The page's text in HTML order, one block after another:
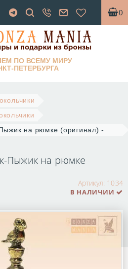
0
ПО ВСЕМУ МИРУ
ПЕТЕРБУРГА
на рюмке (оригинал) -
Пыжик на рюмке
Артикул: 1034
В НАЛИЧИИ